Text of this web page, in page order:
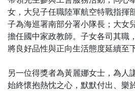
女，大兒子任職陸軍航空特戰指揮
子為海巡署南部分署小隊長；大女
擔任國中家政教師。子女各司其職
將良好品性與正向生活態度延續至
另一位得獎者為黃麗娜女士，為人
始終懷抱熱忱之心，默默付出、樂